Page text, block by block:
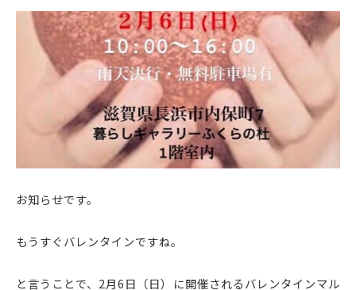
お知らせです。
もうすぐバレンタインですね。
と言うことで、2月6日（日）に開催されるバレンタインマル